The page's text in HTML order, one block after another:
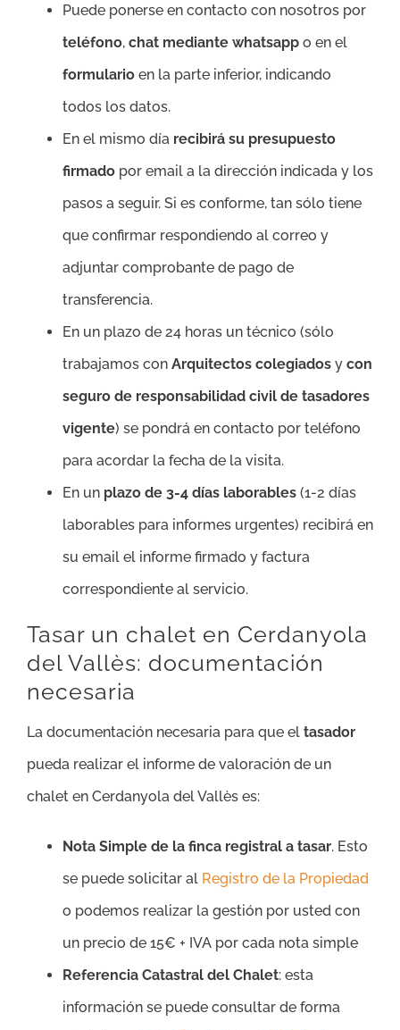
Puede ponerse en contacto con nosotros por
teléfono, chat mediante whatsapp o en el
formulario en la parte inferior, indicando
todos los datos.
En el mismo día recibirá su presupuesto
firmado por email a la dirección indicada y los
pasos a seguir. Si es conforme, tan sólo tiene
que confirmar respondiendo al correo y
adjuntar comprobante de pago de
transferencia.
En un plazo de 24 horas un técnico (sólo
trabajamos con Arquitectos colegiados y con
seguro de responsabilidad civil de tasadores
vigente) se pondrá en contacto por teléfono
para acordar la fecha de la visita.
En un plazo de 3-4 días laborables (1-2 días
laborables para informes urgentes) recibirá en
su email el informe firmado y factura
correspondiente al servicio.
Tasar un chalet en Cerdanyola
del Vallès: documentación
necesaria
La documentación necesaria para que el tasador
pueda realizar el informe de valoración de un
chalet en Cerdanyola del Vallès es:
Nota Simple de la finca registral a tasar. Esto
se puede solicitar al Registro de la Propiedad
o podemos realizar la gestión por usted con
un precio de 15€ + IVA por cada nota simple
Referencia Catastral del Chalet: esta
información se puede consultar de forma